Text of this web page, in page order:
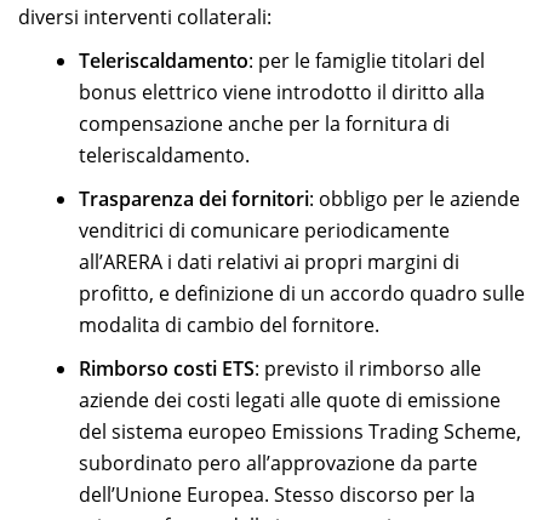
diversi interventi collaterali:
Teleriscaldamento: per le famiglie titolari del
bonus elettrico viene introdotto il diritto alla
compensazione anche per la fornitura di
teleriscaldamento.
Trasparenza dei fornitori: obbligo per le aziende
venditrici di comunicare periodicamente
all’ARERA i dati relativi ai propri margini di
profitto, e definizione di un accordo quadro sulle
modalita di cambio del fornitore.
Rimborso costi ETS: previsto il rimborso alle
aziende dei costi legati alle quote di emissione
del sistema europeo Emissions Trading Scheme,
subordinato pero all’approvazione da parte
dell’Unione Europea. Stesso discorso per la